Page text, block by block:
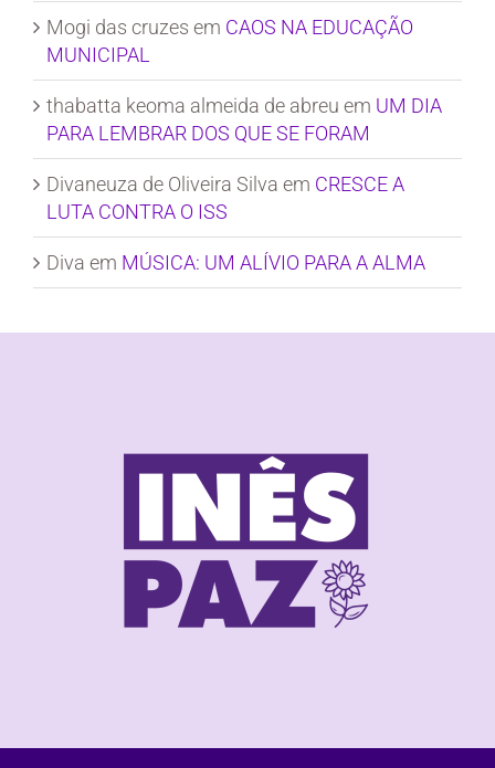
Mogi das cruzes em CAOS NA EDUCAÇÃO
MUNICIPAL
thabatta keoma almeida de abreu em UM DIA
PARA LEMBRAR DOS QUE SE FORAM
Divaneuza de Oliveira Silva em CRESCE A
LUTA CONTRA O ISS
Diva em MÚSICA: UM ALÍVIO PARA A ALMA